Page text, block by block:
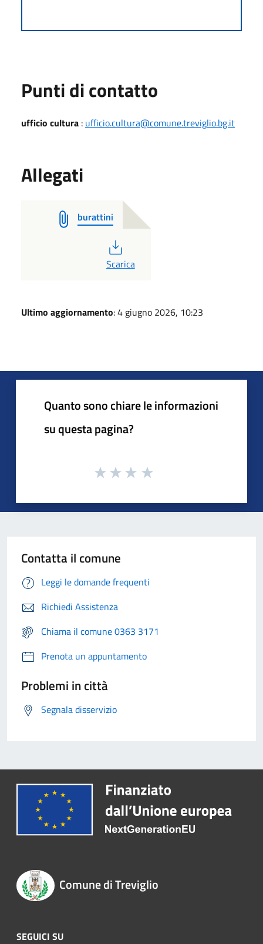
Punti di contatto
ufficio cultura : ufficio.cultura@comune.treviglio.bg.it
Allegati
burattini
PDF
Scarica
Ultimo aggiornamento: 4 giugno 2026, 10:23
Quanto sono chiare le informazioni
su questa pagina?
Contatta il comune
Leggi le domande frequenti
Richiedi Assistenza
Chiama il comune 0363 3171
Prenota un appuntamento
Problemi in città
Segnala disservizio
Comune di Treviglio
SEGUICI SU